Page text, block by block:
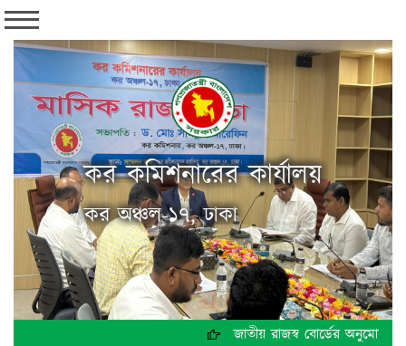
কর কমিশনারের কার্যালয়
কর অঞ্চল-১৭, ঢাকা
জাতীয় রাজস্ব বোর্ডের